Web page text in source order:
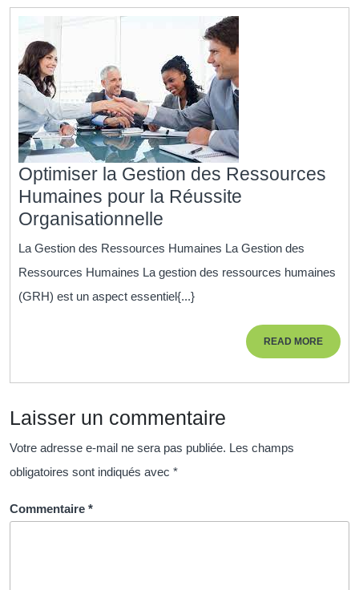
Job
Satisfaction
Optimiser la Gestion des Ressources
Humaines pour la Réussite
Organisationnelle
la
Gestion
des
Ressources
Organisationnelle
La Gestion des Ressources Humaines La Gestion des
Ressources Humaines La gestion des ressources humaines
(GRH) est un aspect essentiel{...}
READ MOREREAD
MORE
Laisser un commentaire
Votre adresse e-mail ne sera pas publiée. Les champs
obligatoires sont indiqués avec *
Commentaire *